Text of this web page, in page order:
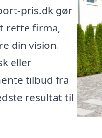
pris.dk gør
rette firma,
din vision.
eller
tilbud fra
resultat til